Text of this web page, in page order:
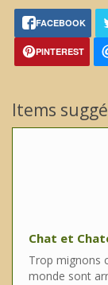
FACEBOOK
PINTEREST
Items
Chat et
Trop mignons
monde sont